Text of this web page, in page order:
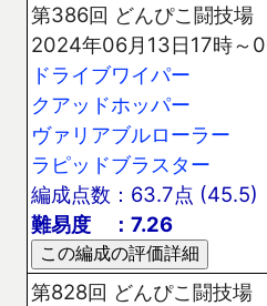
第386回 どんぴこ闘技場
2024年06月13日17時～
ドライブワイパー
クアッドホッパー
ヴァリアブルローラー
ラピッドブラスター
編成点数：63.7点 (45.5)
難易度 ：7.26
第828回 どんぴこ闘技場